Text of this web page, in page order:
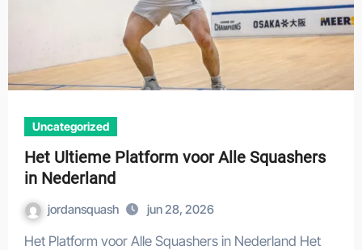
Uncategorized
Het Ultieme Platform voor Alle Squashers
in Nederland
jordansquash jun 28, 2026
Het Platform voor Alle Squashers in Nederland Het